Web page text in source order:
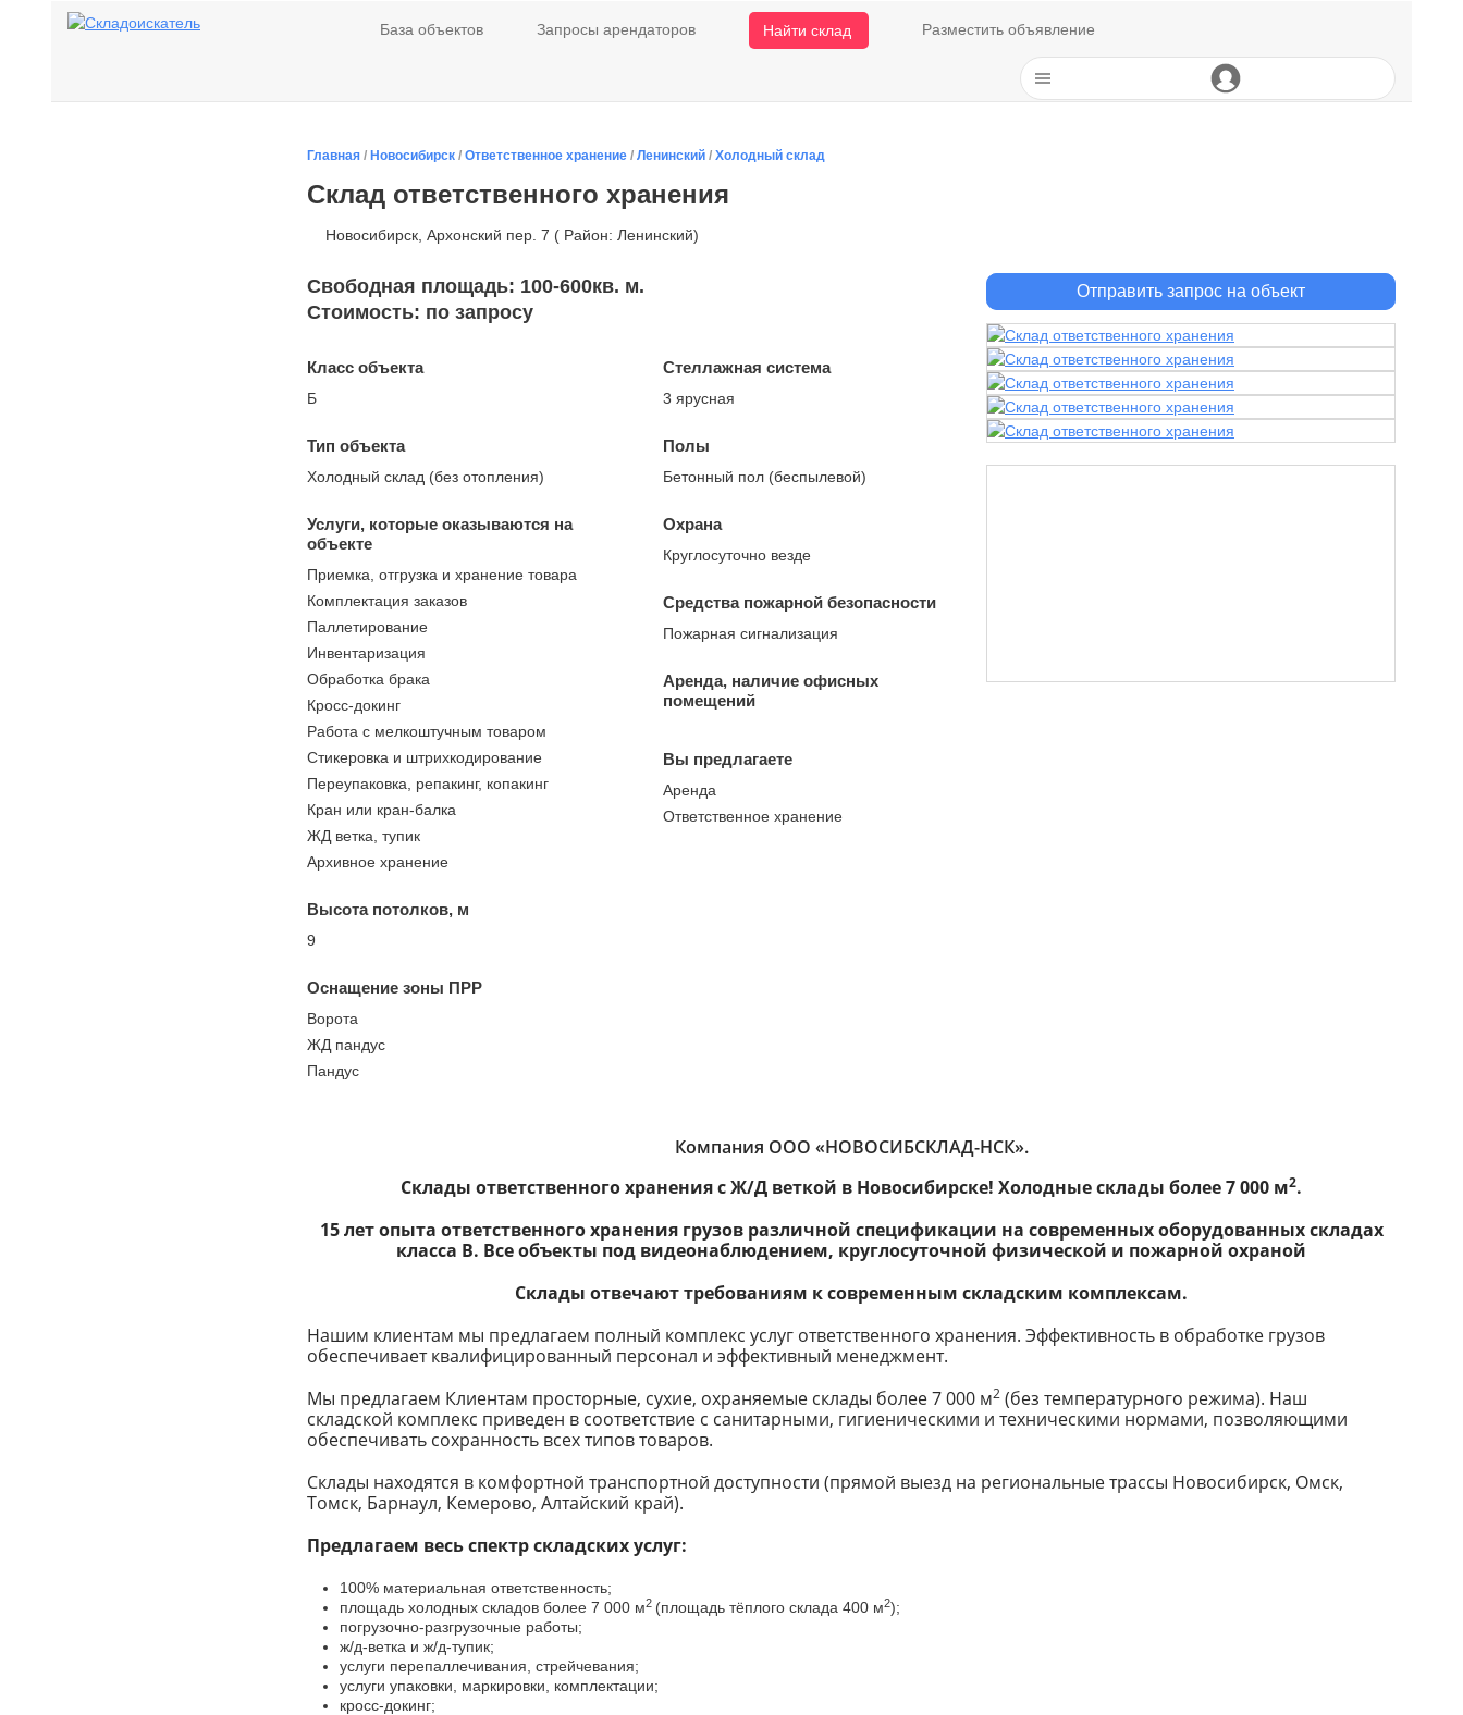
База объектов Запросы арендаторов Найти склад Разместить объявление
Главная / Новосибирск / Ответственное хранение / Ленинский / Холодный склад
Склад ответственного хранения
Новосибирск, Архонский пер. 7 ( Район: Ленинский)
Отправить запрос на объект
Свободная площадь: 100-600кв. м.
Стоимость: по запросу
Класс объекта
Б
Тип объекта
Холодный склад (без отопления)
Услуги, которые оказываются на
объекте
Приемка, отгрузка и хранение товара
Комплектация заказов
Паллетирование
Инвентаризация
Обработка брака
Кросс-докинг
Работа с мелкоштучным товаром
Стикеровка и штрихкодирование
Переупаковка, репакинг, копакинг
Кран или кран-балка
ЖД ветка, тупик
Архивное хранение
Высота потолков, м
9
Оснащение зоны ПРР
Ворота
ЖД пандус
Пандус
Стеллажная система
3 ярусная
Полы
Бетонный пол (беспылевой)
Охрана
Круглосуточно везде
Средства пожарной безопасности
Пожарная сигнализация
Аренда, наличие офисных
помещений
Вы предлагаете
Аренда
Ответственное хранение
Компания ООО «НОВОСИБСКЛАД-НСК».
Склады ответственного хранения с Ж/Д веткой в Новосибирске! Холодные склады более 7 000 м2.
15 лет опыта ответственного хранения грузов различной спецификации на современных оборудованных складах
класса В. Все объекты под видеонаблюдением, круглосуточной физической и пожарной охраной
Склады отвечают требованиям к современным складским комплексам.
Нашим клиентам мы предлагаем полный комплекс услуг ответственного хранения. Эффективность в обработке грузов
обеспечивает квалифицированный персонал и эффективный менеджмент.
Мы предлагаем Клиентам просторные, сухие, охраняемые склады более 7 000 м2 (без температурного режима). Наш
складской комплекс приведен в соответствие с санитарными, гигиеническими и техническими нормами, позволяющими
обеспечивать сохранность всех типов товаров.
Склады находятся в комфортной транспортной доступности (прямой выезд на региональные трассы Новосибирск, Омск,
Томск, Барнаул, Кемерово, Алтайский край).
Предлагаем весь спектр складских услуг:
100% материальная ответственность;
площадь холодных складов более 7 000 м2 (площадь тёплого склада 400 м2);
погрузочно-разгрузочные работы;
ж/д-ветка и ж/д-тупик;
услуги перепаллечивания, стрейчевания;
услуги упаковки, маркировки, комплектации;
кросс-докинг;